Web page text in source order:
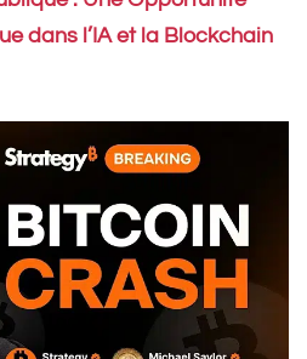
dans l’IA et la Blockchain